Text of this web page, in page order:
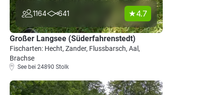
1164 641 4.7
Großer Langsee (Süderfahrenstedt)
Fischarten: Hecht, Zander, Flussbarsch, Aal,
Brachse
See bei 24890 Stolk